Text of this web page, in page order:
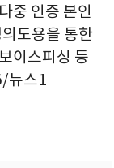
중 인증 본인
도용을 통한
이스피싱 등
뉴스1